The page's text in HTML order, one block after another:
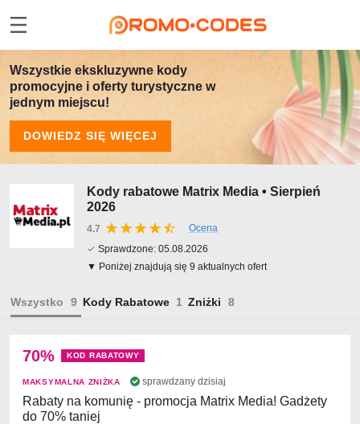
Wszystkie ekskluzywne kody
promocyjne i oferty turystyczne w
jednym miejscu!
DOWIEDZ SIĘ WIĘCEJ
Kody rabatowe Matrix Media • Sierpień
2026
4.7
Ocena
✓ Sprawdzone: 05.08.2026
▼ Poniżej znajdują się 9 aktualnych ofert
Wszystko Kody Rabatowe Zniżki
70% KOD RABATOWY
MAKSYMALNA ZNIŻKA sprawdzany dzisiaj
Rabaty na komunię - promocja Matrix Media! Gadżety
do 70% taniej